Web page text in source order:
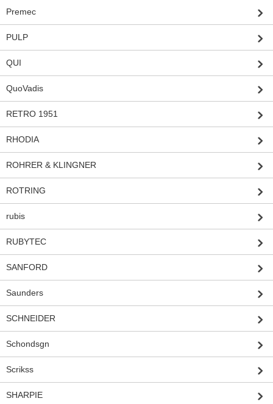
Premec
PULP
QUI
QuoVadis
RETRO 1951
RHODIA
ROHRER & KLINGNER
ROTRING
rubis
RUBYTEC
SANFORD
Saunders
SCHNEIDER
Schondsgn
Scrikss
SHARPIE